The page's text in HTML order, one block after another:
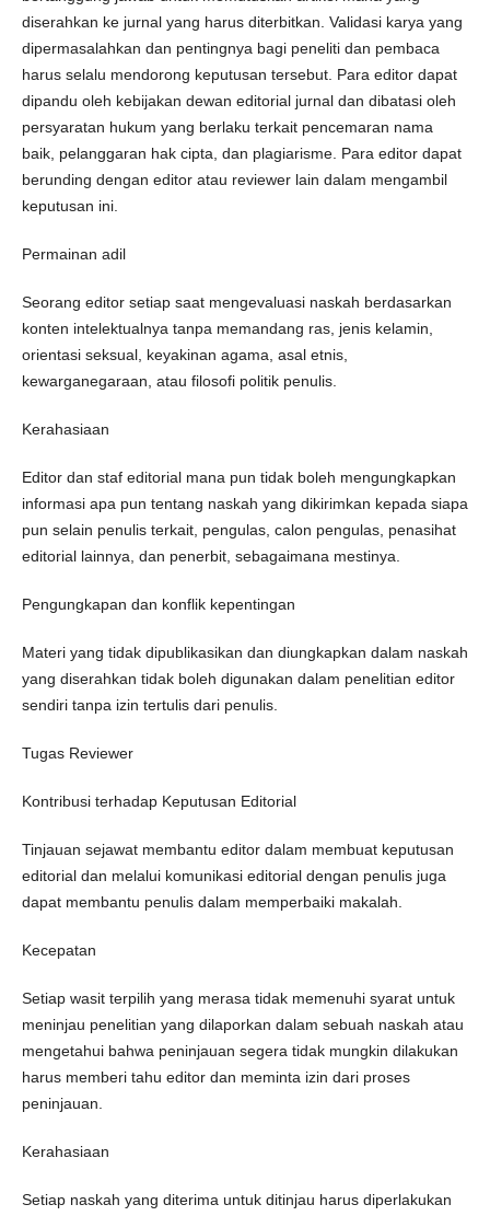
diserahkan ke jurnal yang harus diterbitkan. Validasi karya yang
dipermasalahkan dan pentingnya bagi peneliti dan pembaca
harus selalu mendorong keputusan tersebut. Para editor dapat
dipandu oleh kebijakan dewan editorial jurnal dan dibatasi oleh
persyaratan hukum yang berlaku terkait pencemaran nama
baik, pelanggaran hak cipta, dan plagiarisme. Para editor dapat
berunding dengan editor atau reviewer lain dalam mengambil
keputusan ini.
Permainan adil
Seorang editor setiap saat mengevaluasi naskah berdasarkan
konten intelektualnya tanpa memandang ras, jenis kelamin,
orientasi seksual, keyakinan agama, asal etnis,
kewarganegaraan, atau filosofi politik penulis.
Kerahasiaan
Editor dan staf editorial mana pun tidak boleh mengungkapkan
informasi apa pun tentang naskah yang dikirimkan kepada siapa
pun selain penulis terkait, pengulas, calon pengulas, penasihat
editorial lainnya, dan penerbit, sebagaimana mestinya.
Pengungkapan dan konflik kepentingan
Materi yang tidak dipublikasikan dan diungkapkan dalam naskah
yang diserahkan tidak boleh digunakan dalam penelitian editor
sendiri tanpa izin tertulis dari penulis.
Tugas Reviewer
Kontribusi terhadap Keputusan Editorial
Tinjauan sejawat membantu editor dalam membuat keputusan
editorial dan melalui komunikasi editorial dengan penulis juga
dapat membantu penulis dalam memperbaiki makalah.
Kecepatan
Setiap wasit terpilih yang merasa tidak memenuhi syarat untuk
meninjau penelitian yang dilaporkan dalam sebuah naskah atau
mengetahui bahwa peninjauan segera tidak mungkin dilakukan
harus memberi tahu editor dan meminta izin dari proses
peninjauan.
Kerahasiaan
Setiap naskah yang diterima untuk ditinjau harus diperlakukan